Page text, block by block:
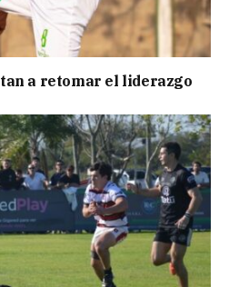
a retomar el liderazgo